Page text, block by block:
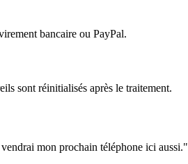
bancaire ou PayPal.
sont réinitialisés après le traitement.
mon prochain téléphone ici aussi."